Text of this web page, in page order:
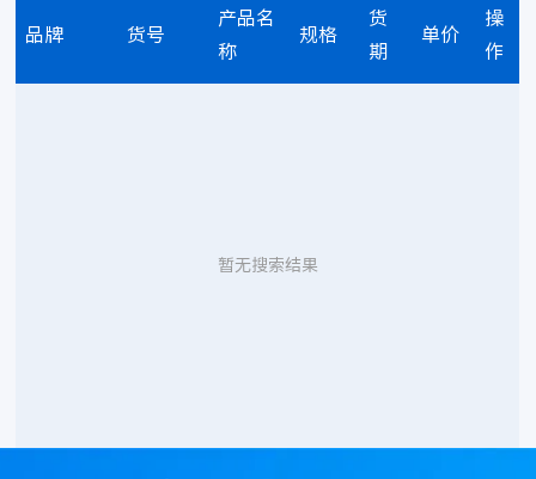
品牌 货号
产品名
称
规格
货
期
单价
操
作
暂无搜索结果